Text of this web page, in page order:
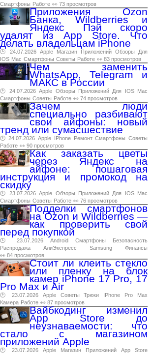
Смартфоны Работе 👀 73 просмотров
Приложения Ozon
Банка, Wildberries и
Яндекс Пэй скоро
удалят из App Store. Что
делать владельцам iPhone
🕑 24.07.2026 Apple Магазин Приложений Обзоры
Для
IOS Mac Смартфоны Советы Работе 👀 83 просмотров
Чем заменить
WhatsApp, Telegram и
МАКС в России
🕑 24.07.2026 Apple Обзоры Приложений Для IOS
Mac
Смартфоны Советы Работе 👀 74 просмотров
Зачем люди
специально разбивают
свои айфоны: новый
тренд или сумасшествие
🕑 24.07.2026 Apple IPhone Ремонт Смартфоны Советы
Работе 👀 90 просмотров
Как заказать цветы
через Яндекс на
айфоне: пошаговая
инструкция и промокод на
скидку
🕑 23.07.2026 Apple Обзоры Приложений Для IOS
Mac
Смартфоны Советы Работе 👀 76 просмотров
Подделки смартфонов
на Ozon и Wildberries —
как проверить свой
перед покупкой
🕑 23.07.2026 Android Смартфоны
Безопасность
Распродажа
АлиЭкспресс Samsung
Финансы
👀 84 просмотров
Стоит ли клеить стекло
или пленку на блок
камер iPhone 17 Pro, 17
Pro Max и Air
🕑 23.07.2026 Apple Советы Трюки IPhone Pro
Max
Камера Работе 👀 87 просмотров
Вайбкодинг изменил
App Store до
неузнаваемости: что
стало с магазином
приложений Apple
🕑 23.07.2026 Apple Магазин Приложений App
Store